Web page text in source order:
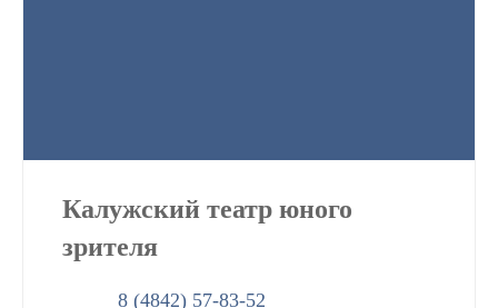
Калужский театр юного
зрителя
8 (4842) 57-83-52